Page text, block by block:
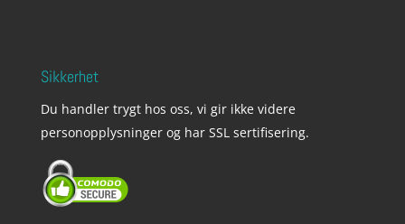
Sikkerhet
Du handler trygt hos oss, vi gir ikke videre
personopplysninger og har SSL sertifisering.